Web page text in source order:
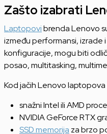
Zašto izabrati
Laptopovibrenda Lenovo
između performansi, izrade
konfiguracije, mogu biti
posao, multitasking,
Kod jačih Lenovo laptopova
snažni Intel ili AMD
NVIDIA GeForce RTX
SSD memorija za brzo